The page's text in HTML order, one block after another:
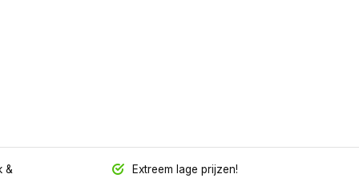
&
Extreem lage prijzen!